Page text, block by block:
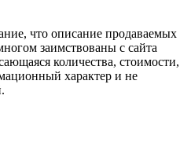
что описание продаваемых
заимствованы с сайта
количества, стоимости,
характер и не